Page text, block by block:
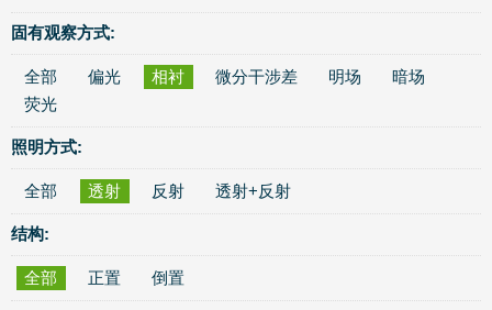
固有观察方式:
全部 偏光 相衬 微分干涉差 明场
暗场
荧光
照明方式:
全部 透射 反射 透射+反射
结构:
全部 正置 倒置